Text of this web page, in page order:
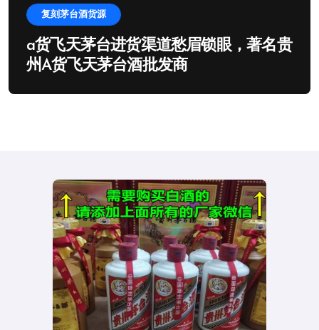
复刻茅台酒货源
a货飞天茅台进货渠道愁眉锁眼，著名贵
州A货飞天茅台酒批发商